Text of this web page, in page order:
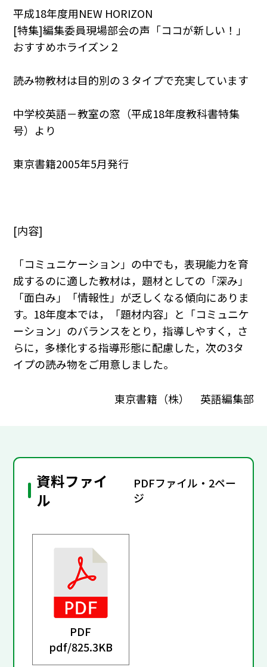
平成18年度用NEW HORIZON
[特集]編集委員現場部会の声「ココが新しい！」
おすすめホライズン２
読み物教材は目的別の３タイプで充実しています
中学校英語－教室の窓（平成18年度教科書特集
号）より
東京書籍2005年5月発行
[内容]
「コミュニケーション」の中でも，表現能力を育
成するのに適した教材は，題材としての「深み」
「面白み」「情報性」が乏しくなる傾向にありま
す。18年度本では，「題材内容」と「コミュニケ
ーション」のバランスをとり，指導しやすく，さ
らに，多様化する指導形態に配慮した，次の3タ
イプの読み物をご用意しました。
東京書籍（株） 英語編集部
資料ファイ
ル
PDFファイル・2ペー
ジ
PDF
pdf/825.3KB